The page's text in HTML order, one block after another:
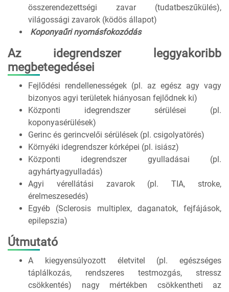
összerendezettségi zavar (tudatbeszűkülés),
világossági zavarok (ködös állapot)
Koponyaűri nyomásfokozódás
Az idegrendszer leggyakoribb
megbetegedései
Fejlődési rendellenességek (pl. az egész agy vagy
bizonyos agyi területek hiányosan fejlődnek ki)
Központi idegrendszer sérülései (pl.
koponyasérülések)
Gerinc és gerincvelői sérülések (pl. csigolyatörés)
Környéki idegrendszer kórképei (pl. isiász)
Központi idegrendszer gyulladásai (pl.
agyhártyagyulladás)
Agyi vérellátási zavarok (pl. TIA, stroke,
érelmeszesedés)
Egyéb (Sclerosis multiplex, daganatok, fejfájások,
epilepszia)
Útmutató
A kiegyensúlyozott életvitel (pl. egészséges
táplálkozás, rendszeres testmozgás, stressz
csökkentés) nagy mértékben csökkentheti az